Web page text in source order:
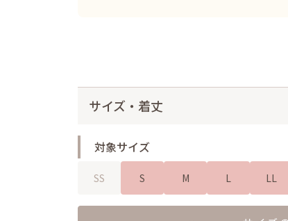
サイズ・着丈
対象サイズ
SS S M L LL